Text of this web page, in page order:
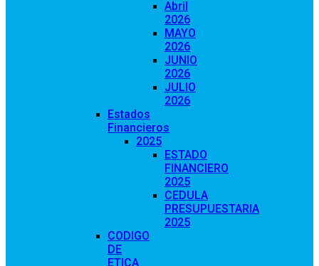
Abril
2026
MAYO
2026
JUNIO
2026
JULIO
2026
Estados
Financieros
2025
ESTADO
FINANCIERO
2025
CEDULA
PRESUPUESTARIA
2025
CODIGO
DE
ETICA